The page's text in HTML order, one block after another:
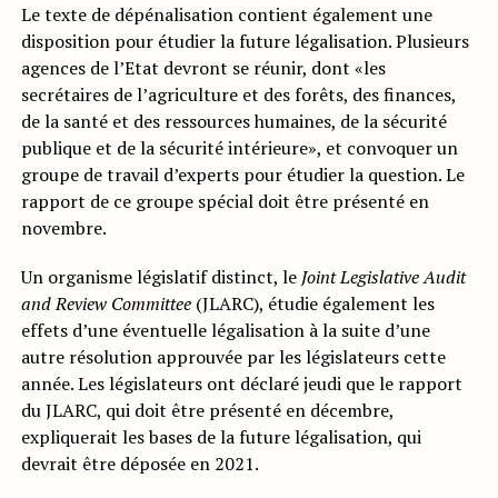
Le texte de dépénalisation contient également une
disposition pour étudier la future légalisation. Plusieurs
agences de l’Etat devront se réunir, dont «les
secrétaires de l’agriculture et des forêts, des finances,
de la santé et des ressources humaines, de la sécurité
publique et de la sécurité intérieure», et convoquer un
groupe de travail d’experts pour étudier la question. Le
rapport de ce groupe spécial doit être présenté en
novembre.
Un organisme législatif distinct, le Joint Legislative Audit
and Review Committee(JLARC), étudie également les
effets d’une éventuelle légalisation à la suite d’une
autre résolution approuvée par les législateurs cette
année. Les législateurs ont déclaré jeudi que le rapport
du JLARC, qui doit être présenté en décembre,
expliquerait les bases de la future légalisation, qui
devrait être déposée en 2021.